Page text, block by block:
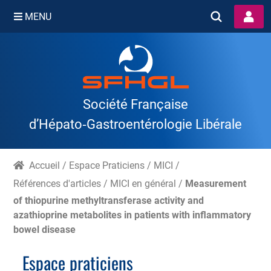
Skip
MENU
Société Française
d’Hépato‑Gastroentérologie Libérale
Accueil / Espace Praticiens / MICI /
Références d'articles / MICI en général / Measurement
of thiopurine methyltransferase activity and
azathioprine metabolites in patients with inflammatory
bowel disease
Espace praticiens